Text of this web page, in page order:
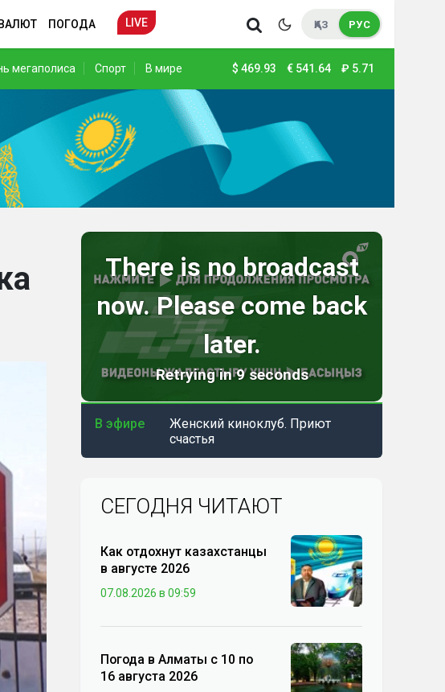
ПОГОДА LIVE ҚАЗ РУС
мегаполиса Спорт В мире $ 469.93 € 541.64 ₽ 5.71
В эфире
Женский киноклуб. Приют
счастья
СЕГОДНЯ ЧИТАЮТ
Как отдохнут казахстанцы
в августе 2026
07.08.2026 в 09:59
Погода в Алматы с 10 по
16 августа 2026